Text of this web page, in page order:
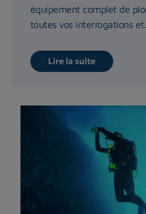
équipement complet de
toutes vos interrogations
Lire la suite